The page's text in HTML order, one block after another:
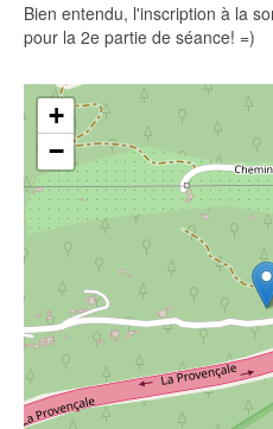
Bien entendu, l'inscription à la
pour la 2e partie de séance! =)
+
−